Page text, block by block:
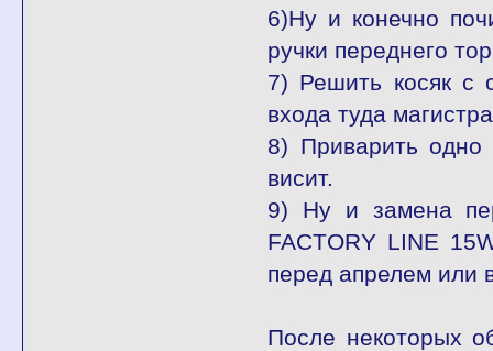
6)Ну и конечно
ручки переднего
7) Решить косяк с
входа туда
8) Приварить
висит.
9) Ну и замена
FACTORY LINE
перед апрелем или
После некоторых